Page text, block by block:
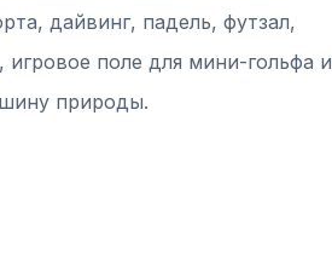
дайвинг, падель, футзал,
игровое поле для мини-гольфа и
природы.